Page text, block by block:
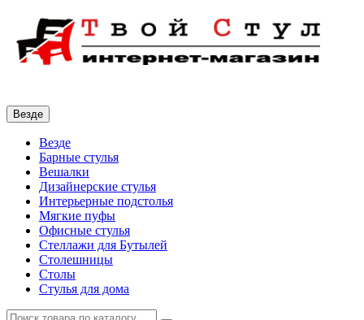
Везде
Везде
Барные стулья
Вешалки
Дизайнерские стулья
Интерьерные подстолья
Мягкие пуфы
Офисные стулья
Стеллажи для Бутылей
Столешницы
Столы
Стулья для дома